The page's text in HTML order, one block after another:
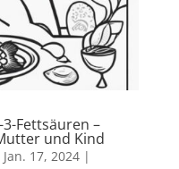
Fettsäuren –
und Kind
Jan. 17, 2024|